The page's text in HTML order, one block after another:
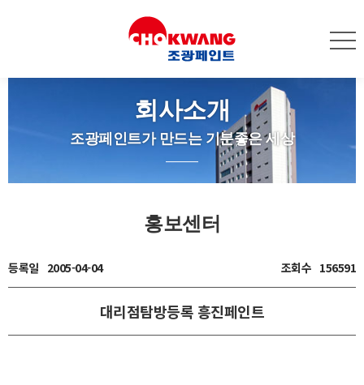
회사소개
조광페인트가 만드는 기분좋은 세상
홍보센터
등록일 2005-04-04 조회수 156591
대리점탐방등록 흥진페인트